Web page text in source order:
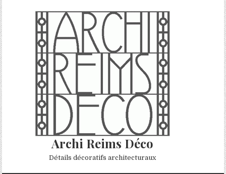
Skip to content
Archi Reims Déco
Détails décoratifs architecturaux